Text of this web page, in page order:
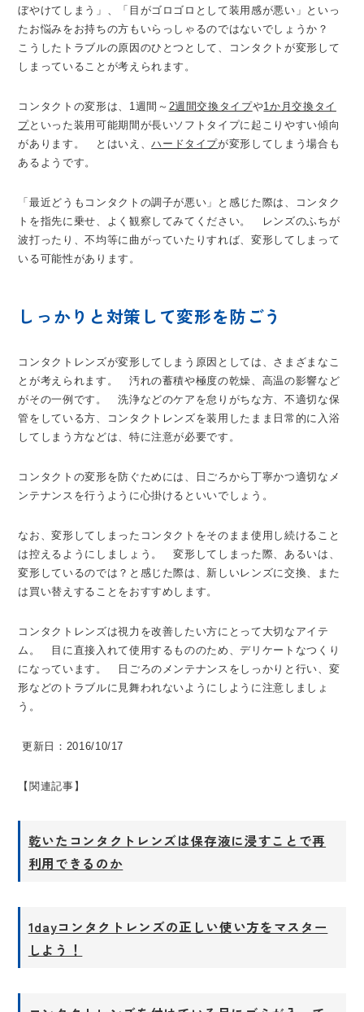
ぼやけてしまう」、「目がゴロゴロとして装用感が悪い」といっ
たお悩みをお持ちの方もいらっしゃるのではないでしょうか？
こうしたトラブルの原因のひとつとして、コンタクトが変形して
しまっていることが考えられます。
コンタクトの変形は、1週間～ 2週間交換タイプや1か月交換タイ
プといった装用可能期間が長いソフトタイプに起こりやすい傾向
があります。 とはいえ、ハードタイプが変形してしまう場合も
あるようです。
「最近どうもコンタクトの調子が悪い」と感じた際は、コンタク
トを指先に乗せ、よく観察してみてください。 レンズのふちが
波打ったり、不均等に曲がっていたりすれば、変形してしまって
いる可能性があります。
しっかりと対策して変形を防ごう
コンタクトレンズが変形してしまう原因としては、さまざまなこ
とが考えられます。 汚れの蓄積や極度の乾燥、高温の影響など
がその一例です。 洗浄などのケアを怠りがちな方、不適切な保
管をしている方、コンタクトレンズを装用したまま日常的に入浴
してしまう方などは、特に注意が必要です。
コンタクトの変形を防ぐためには、日ごろから丁寧かつ適切なメ
ンテナンスを行うように心掛けるといいでしょう。
なお、変形してしまったコンタクトをそのまま使用し続けること
は控えるようにしましょう。 変形してしまった際、あるいは、
変形しているのでは？と感じた際は、新しいレンズに交換、また
は買い替えすることをおすすめします。
コンタクトレンズは視力を改善したい方にとって大切なアイテ
ム。 目に直接入れて使用するもののため、デリケートなつくり
になっています。 日ごろのメンテナンスをしっかりと行い、変
形などのトラブルに見舞われないようにしように注意しましょ
う。
更新日：2016/10/17
【関連記事】
乾いたコンタクトレンズは保存液に浸すことで再
利用できるのか
1dayコンタクトレンズの正しい使い方をマスター
しよう！